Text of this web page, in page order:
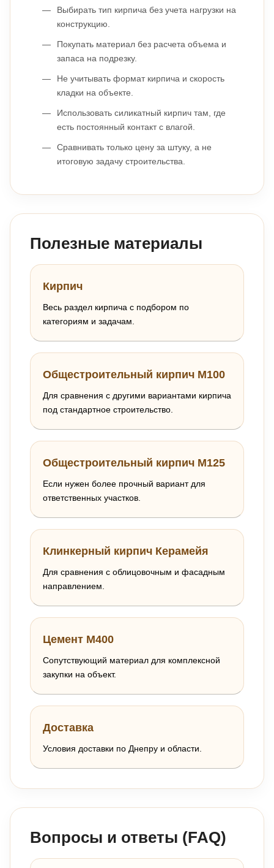
Выбирать тип кирпича без учета нагрузки на
конструкцию.
Покупать материал без расчета объема и
запаса на подрезку.
Не учитывать формат кирпича и скорость
кладки на объекте.
Использовать силикатный кирпич там, где
есть постоянный контакт с влагой.
Сравнивать только цену за штуку, а не
итоговую задачу строительства.
Полезные материалы
Кирпич
Весь раздел кирпича с подбором по
категориям и задачам.
Общестроительный кирпич М100
Для сравнения с другими вариантами кирпича
под стандартное строительство.
Общестроительный кирпич М125
Если нужен более прочный вариант для
ответственных участков.
Клинкерный кирпич Керамейя
Для сравнения с облицовочным и фасадным
направлением.
Цемент М400
Сопутствующий материал для комплексной
закупки на объект.
Доставка
Условия доставки по Днепру и области.
Вопросы и ответы (FAQ)